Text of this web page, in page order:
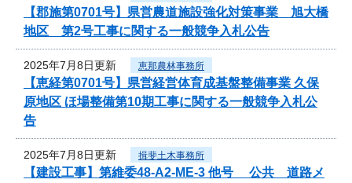
【郡施第0701号】県営農道施設強化対策事業 旭大橋
地区 第2号工事に関する一般競争入札公告
2025年7月8日更新 恵那農林事務所
【恵経第0701号】県営経営体育成基盤整備事業 久保
原地区 ほ場整備第10期工事に関する一般競争入札公
告
2025年7月8日更新 揖斐土木事務所
【建設工事】第維委48-A2-ME-3 他号 公共 道路メ